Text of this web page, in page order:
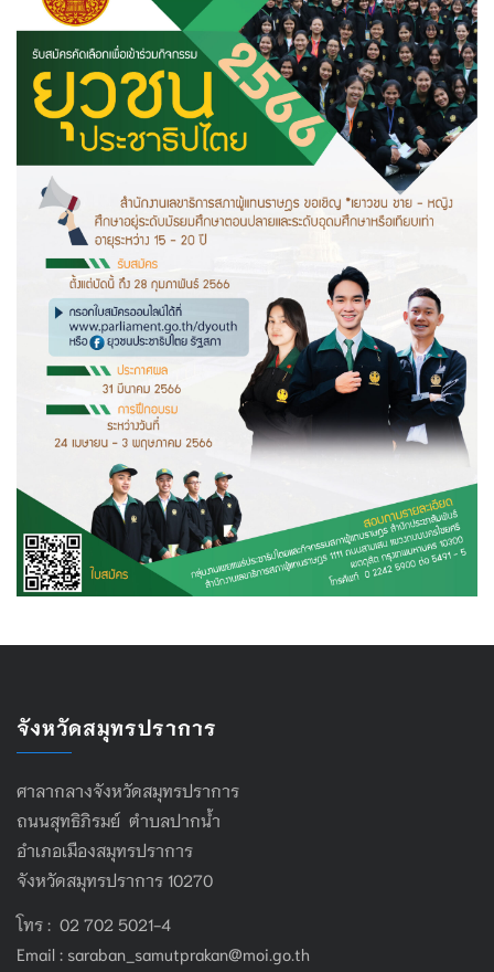
จังหวัดสมุทรปราการ
ศาลากลางจังหวัดสมุทรปราการ
ถนนสุทธิภิรมย์ ตำบลปากน้ำ
อำเภอเมืองสมุทรปราการ
จังหวัดสมุทรปราการ 10270
โทร : 02 702 5021-4
Email : saraban_samutprakan@moi.go.th